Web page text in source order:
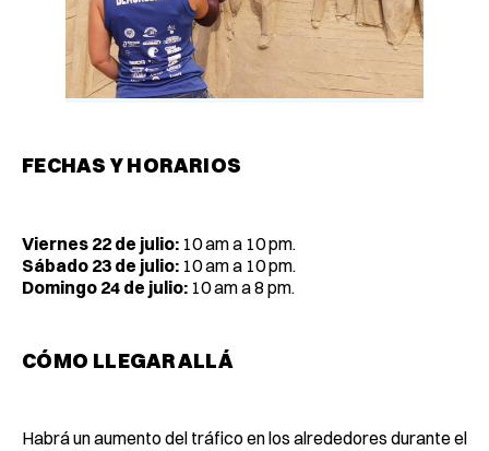
FECHAS Y HORARIOS
Viernes 22 de julio: 10 am a 10 pm.
Sábado 23 de julio: 10 am a 10 pm.
Domingo 24 de julio: 10 am a 8 pm.
CÓMO LLEGAR ALLÁ
Habrá un aumento del tráfico en los alrededores durante el